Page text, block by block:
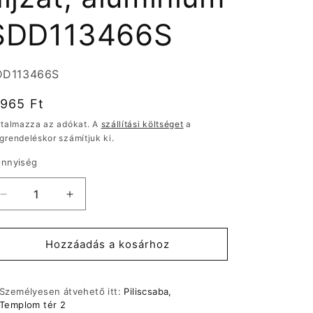
Ft
az adókat. A szállítási költséget a
számítjuk ki.
Schneider
ÚJ
SEDNA
Cat6A
aljzat,
alumínium
Schneider
ÚJ
SEDNA
1xRJ45
Cat6A
aljzat,
Hozzáadás a kosárhoz
Személyesen átvehető itt: Piliscsaba,
Templom tér 2